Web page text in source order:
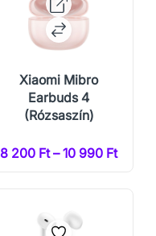
Xiaomi Mibro
Earbuds 4
(Rózsaszín)
8 200 Ft – 10 990 Ft